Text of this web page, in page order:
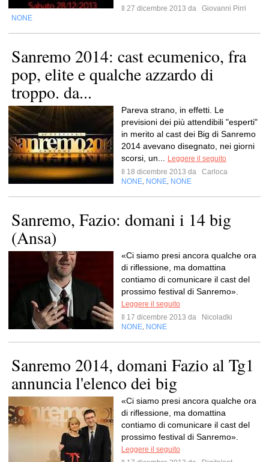
Il 27 dicembre 2013 da
Giovanni Pirri
NONE
Sanremo 2014: cast ecumenico, fra
pop, elite e qualche azzardo di
troppo. da...
Pareva strano, in effetti. Le
previsioni dei più attendibili "esperti"
in merito al cast dei Big di Sanremo
2014 avevano disegnato, nei giorni
scorsi, un...
Leggere il seguito
Il 18 dicembre 2013 da
Carloca
NONE NONE NONE
Sanremo, Fazio: domani i 14 big
(Ansa)
«Ci siamo presi ancora qualche ora
di riflessione, ma domattina
contiamo di comunicare il cast del
prossimo festival di Sanremo».
Leggere il seguito
Il 17 dicembre 2013 da
Nicoladki
NONE NONE
Sanremo 2014, domani Fazio al Tg1
annuncia l'elenco dei big
«Ci siamo presi ancora qualche ora
di riflessione, ma domattina
contiamo di comunicare il cast del
prossimo festival di Sanremo».
Leggere il seguito